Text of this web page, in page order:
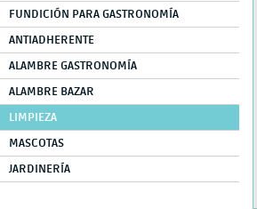
FUNDICIÓN PARA GASTRONOMÍA
ANTIADHERENTE
ALAMBRE GASTRONOMÍA
ALAMBRE BAZAR
LIMPIEZA
MASCOTAS
JARDINERÍA